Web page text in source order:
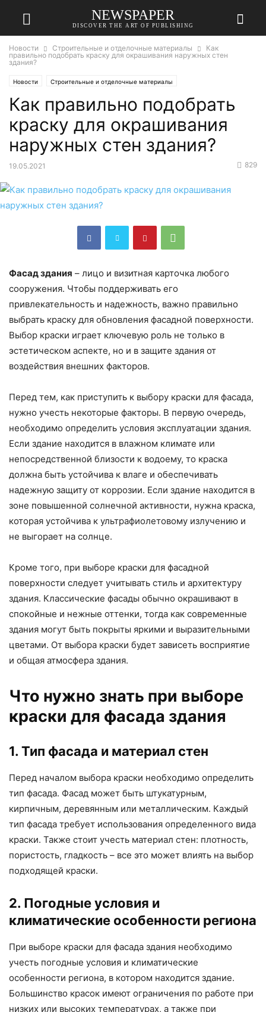
NEWSPAPER
DISCOVER THE ART OF PUBLISHING
Новости Строительные и отделочные материалы
Как
правильно подобрать краску для окрашивания наружных стен
здания?
Новости Строительные и отделочные материалы
Как правильно подобрать
краску для окрашивания
наружных стен здания?
19.05.2021 829
Фасад здания – лицо и визитная карточка любого
сооружения. Чтобы поддерживать его
привлекательность и надежность, важно правильно
выбрать краску для обновления фасадной поверхности.
Выбор краски играет ключевую роль не только в
эстетическом аспекте, но и в защите здания от
воздействия внешних факторов.
Перед тем, как приступить к выбору краски для фасада,
нужно учесть некоторые факторы. В первую очередь,
необходимо определить условия эксплуатации здания.
Если здание находится в влажном климате или
непосредственной близости к водоему, то краска
должна быть устойчива к влаге и обеспечивать
надежную защиту от коррозии. Если здание находится в
зоне повышенной солнечной активности, нужна краска,
которая устойчива к ультрафиолетовому излучению и
не выгорает на солнце.
Кроме того, при выборе краски для фасадной
поверхности следует учитывать стиль и архитектуру
здания. Классические фасады обычно окрашивают в
спокойные и нежные оттенки, тогда как современные
здания могут быть покрыты яркими и выразительными
цветами. От выбора краски будет зависеть восприятие
и общая атмосфера здания.
Что нужно знать при выборе
краски для фасада здания
1. Тип фасада и материал стен
Перед началом выбора краски необходимо определить
тип фасада. Фасад может быть штукатурным,
кирпичным, деревянным или металлическим. Каждый
тип фасада требует использования определенного вида
краски. Также стоит учесть материал стен: плотность,
пористость, гладкость – все это может влиять на выбор
подходящей краски.
2. Погодные условия и
климатические особенности региона
При выборе краски для фасада здания необходимо
учесть погодные условия и климатические
особенности региона, в котором находится здание.
Большинство красок имеют ограничения по работе при
низких или высоких температурах, а также при